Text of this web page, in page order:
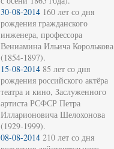
30-08-2014 160 лет со дня
рождения гражданского
инженера, профессора
Вениамина Ильича Королькова
(1854-1897).
15-08-2014 85 лет со дня
рождения российского актёра
театра и кино, Заслуженного
артиста РСФСР Петра
Илларионовича Шелохонова
(1929-1999).
08-08-2014 210 лет со дня